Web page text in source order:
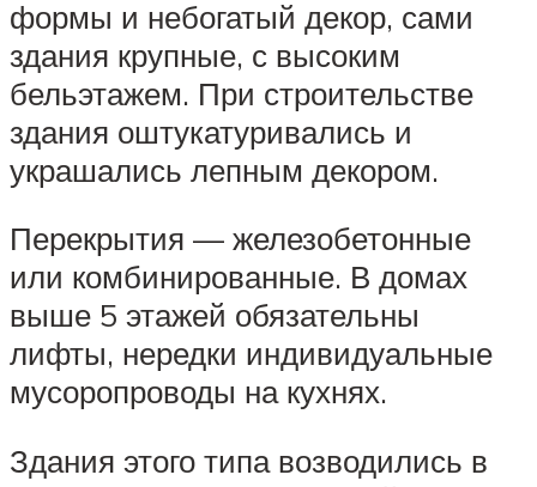
формы и небогатый декор, сами
здания крупные, с высоким
бельэтажем. При строительстве
здания оштукатуривались и
украшались лепным декором.
Перекрытия — железобетонные
или комбинированные. В домах
выше 5 этажей обязательны
лифты, нередки индивидуальные
мусоропроводы на кухнях.
Здания этого типа возводились в